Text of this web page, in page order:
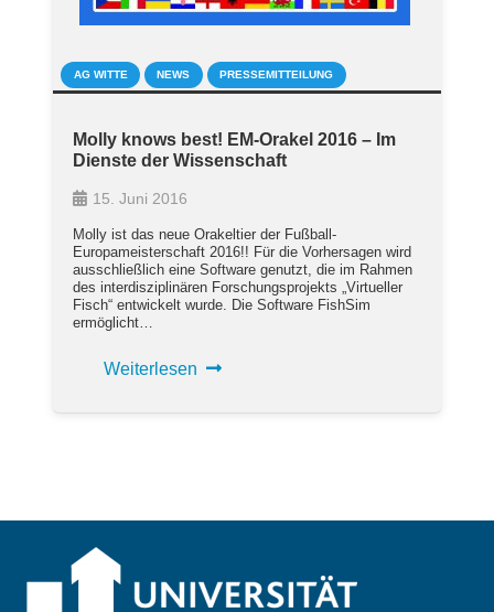
AG WITTE NEWS PRESSEMITTEILUNG
Molly knows best! EM-Orakel 2016 – Im
Dienste der Wissenschaft
15. Juni 2016
Molly ist das neue Orakeltier der Fußball-
Europameisterschaft 2016!! Für die Vorhersagen wird
ausschließlich eine Software genutzt, die im Rahmen
des interdisziplinären Forschungsprojekts „Virtueller
Fisch“ entwickelt wurde. Die Software FishSim
ermöglicht…
Weiterlesen